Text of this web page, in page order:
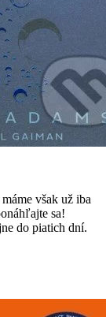
však už iba
sa!
do piatich dní.